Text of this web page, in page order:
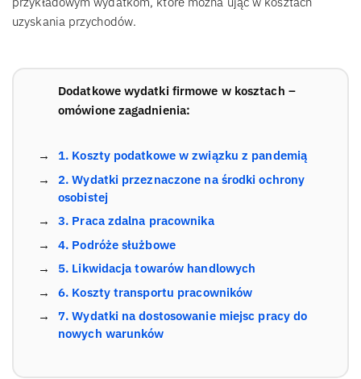
uzyskania przychodów.
Dodatkowe wydatki firmowe w kosztach –
omówione zagadnienia:
1. Koszty podatkowe w związku z pandemią
2. Wydatki przeznaczone na środki ochrony
osobistej
3. Praca zdalna pracownika
4. Podróże służbowe
5. Likwidacja towarów handlowych
6. Koszty transportu pracowników
7. Wydatki na dostosowanie miejsc pracy do
nowych warunków